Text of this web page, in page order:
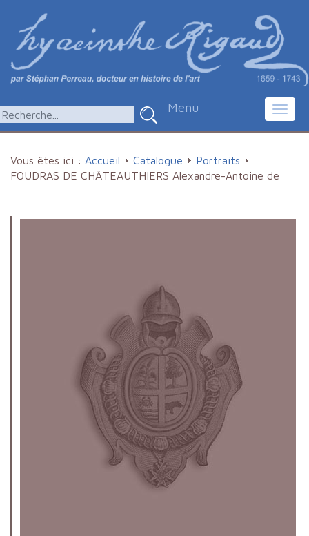
Menu
Vous êtes ici : Accueil Catalogue
Portraits
FOUDRAS DE CHÂTEAUTHIERS Alexandre-Antoine de